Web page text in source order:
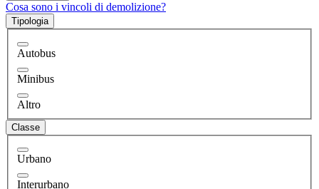
Cosa sono i vincoli di demolizione?
Tipologia
Autobus
Minibus
Altro
Classe
Urbano
Interurbano